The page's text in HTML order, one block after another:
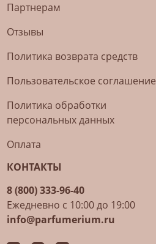
Партнерам
Отзывы
Политика возврата средств
Пользовательское соглашение
Политика обработки
персональных данных
Оплата
КОНТАКТЫ
8 (800) 333-96-40
Ежедневно с 10:00 до 19:00
info@parfumerium.ru